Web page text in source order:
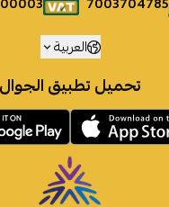
العربية
تحميل تطبيق الجوال